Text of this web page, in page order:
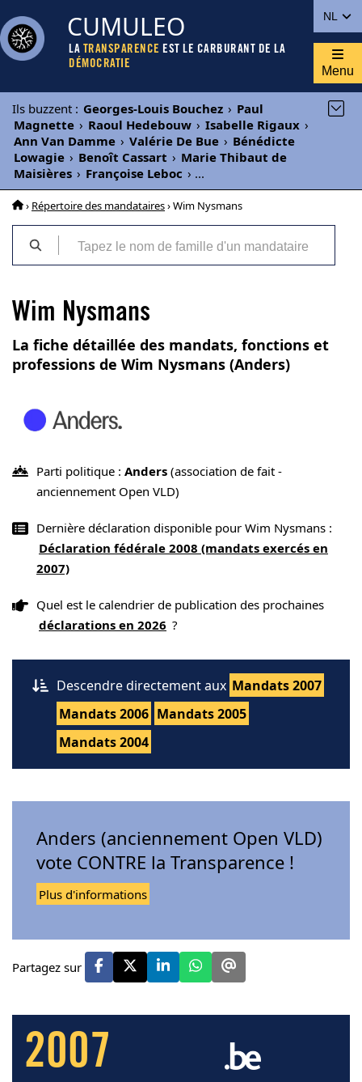
NL
CUMULEO
LA TRANSPARENCE EST LE CARBURANT DE LA
DÉMOCRATIE
Menu
Ils buzzent : Georges-Louis Bouchez › Paul
Magnette › Raoul Hedebouw › Isabelle Rigaux ›
Ann Van Damme › Valérie De Bue › Bénédicte
Lowagie › Benoît Cassart › Marie Thibaut de
Maisières › Françoise Leboc › ...
› Répertoire des mandataires› Wim Nysmans
Wim Nysmans
La fiche détaillée des mandats, fonctions et
professions de Wim Nysmans (Anders)
Parti politique : Anders (association de fait -
anciennement Open VLD)
Dernière déclaration disponible pour Wim Nysmans :
Déclaration fédérale 2008 (mandats exercés en
2007)
Quel est le calendrier de publication des prochaines
déclarations en 2026 ?
Descendre directement aux Mandats 2007
Mandats 2006 Mandats 2005
Mandats 2004
Anders (anciennement Open VLD)
vote CONTRE la Transparence !
Plus d'informations
Partagez sur
2007